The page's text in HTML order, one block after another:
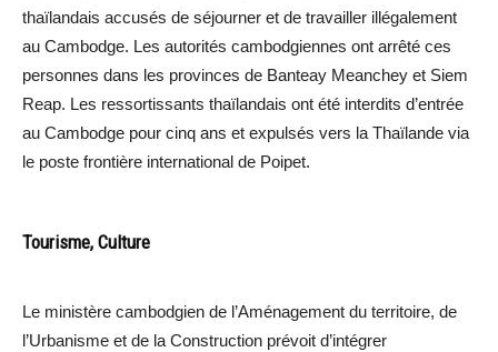
thaïlandais accusés de séjourner et de travailler illégalement
au Cambodge. Les autorités cambodgiennes ont arrêté ces
personnes dans les provinces de Banteay Meanchey et Siem
Reap. Les ressortissants thaïlandais ont été interdits d’entrée
au Cambodge pour cinq ans et expulsés vers la Thaïlande via
le poste frontière international de Poipet.
Tourisme, Culture
Le ministère cambodgien de l’Aménagement du territoire, de
l’Urbanisme et de la Construction prévoit d’intégrer